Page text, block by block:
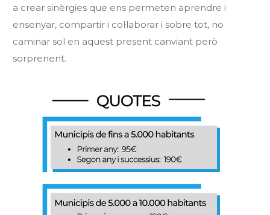
a crear sinèrgies que ens permeten aprendre i
ensenyar, compartir i col·laborar i sobre tot, no
caminar sol en aquest present canviant però
sorprenent.